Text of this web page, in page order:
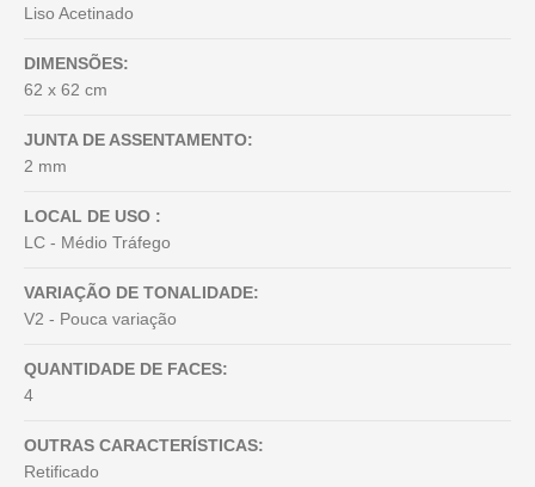
Liso Acetinado
DIMENSÕES:
62 x 62 cm
JUNTA DE ASSENTAMENTO:
2 mm
LOCAL DE USO :
LC - Médio Tráfego
VARIAÇÃO DE TONALIDADE:
V2 - Pouca variação
QUANTIDADE DE FACES:
4
OUTRAS CARACTERÍSTICAS:
Retificado